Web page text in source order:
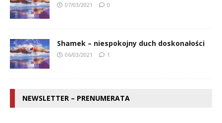
07/03/2021 0
Shamek – niespokojny duch doskonałości
06/03/2021 1
NEWSLETTER – PRENUMERATA